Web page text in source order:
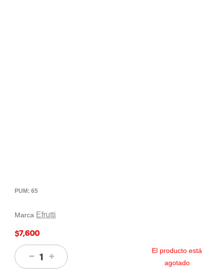
PUM: 65
Marca Efrutti
$7,600
El producto está
agotado